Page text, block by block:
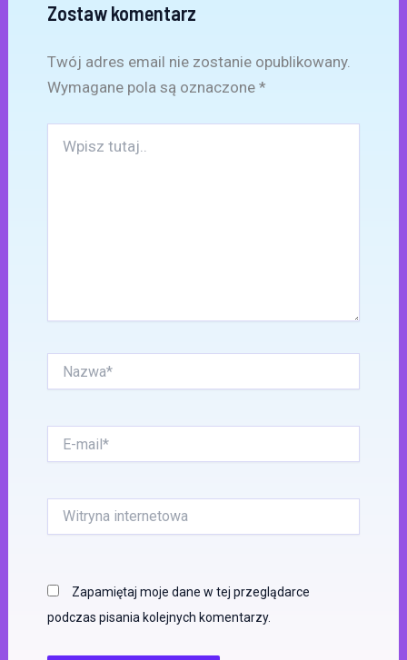
Zostaw komentarz
Twój adres email nie zostanie opublikowany.
Wymagane pola są oznaczone *
tutaj..
mail*
internetowa
Zapamiętaj moje dane w tej przeglądarce
podczas pisania kolejnych komentarzy.